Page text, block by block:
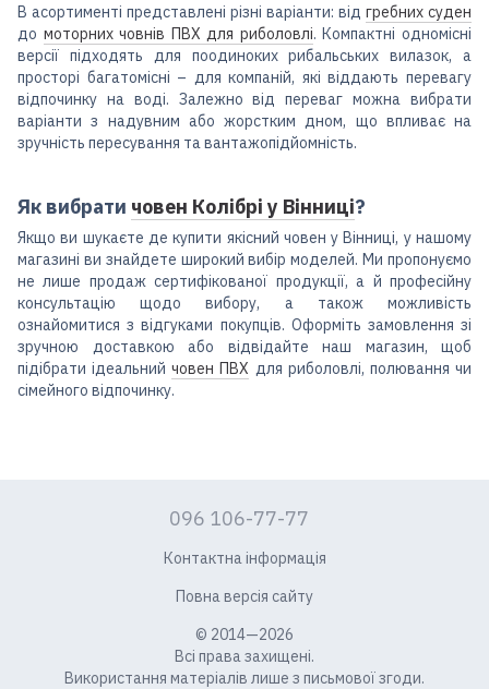
В асортименті представлені різні варіанти: від гребних суден
до моторних човнів ПВХ для риболовлі. Компактні одномісні
версії підходять для поодиноких рибальських вилазок, а
просторі багатомісні – для компаній, які віддають перевагу
відпочинку на воді. Залежно від переваг можна вибрати
варіанти з надувним або жорстким дном, що впливає на
зручність пересування та вантажопідйомність.
Як вибрати човен Колібрі у Вінниці?
Якщо ви шукаєте де купити якісний човен у Вінниці, у нашому
магазині ви знайдете широкий вибір моделей. Ми пропонуємо
не лише продаж сертифікованої продукції, а й професійну
консультацію щодо вибору, а також можливість
ознайомитися з відгуками покупців. Оформіть замовлення зі
зручною доставкою або відвідайте наш магазин, щоб
підібрати ідеальнийчовен ПВХ для риболовлі, полювання чи
сімейного відпочинку.
096 106-77-77
Контактна інформація
Повна версія сайту
© 2014—2026
Всі права захищені.
Використання матеріалів лише з письмової згоди.